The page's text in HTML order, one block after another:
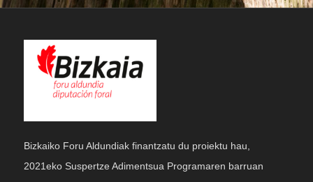
Bizkaiko Foru Aldundiak finantzatu du proiektu hau,
2021eko Suspertze Adimentsua Programaren barruan